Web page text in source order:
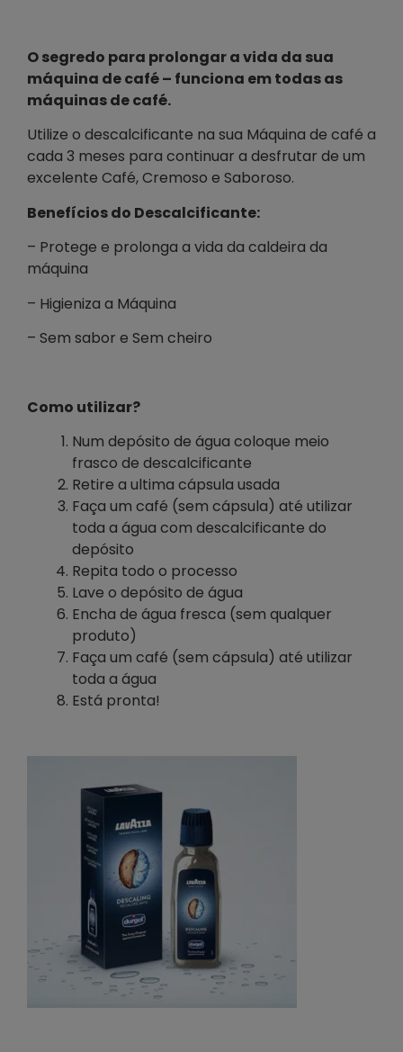
O segredo para prolongar a vida da sua
máquina de café – funciona em todas as
máquinas de café.
Utilize o descalcificante na sua Máquina de café a
cada 3 meses para continuar a desfrutar de um
excelente Café, Cremoso e Saboroso.
Benefícios do Descalcificante:
– Protege e prolonga a vida da caldeira da
máquina
– Higieniza a Máquina
– Sem sabor e Sem cheiro
Como utilizar?
Num depósito de água coloque meio
frasco de descalcificante
Retire a ultima cápsula usada
Faça um café (sem cápsula) até utilizar
toda a água com descalcificante do
depósito
Repita todo o processo
Lave o depósito de água
Encha de água fresca (sem qualquer
produto)
Faça um café (sem cápsula) até utilizar
toda a água
Está pronta!